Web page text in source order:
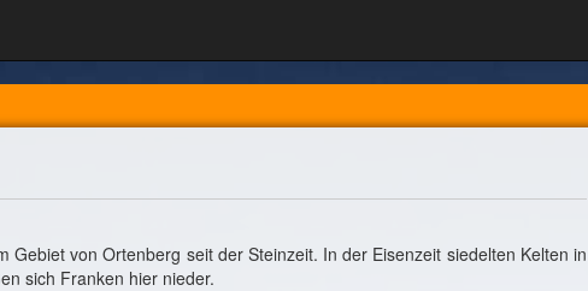
Gebiet von Ortenberg seit der Steinzeit. In der Eisenzeit siedelten Kelten in
sich Franken hier nieder.